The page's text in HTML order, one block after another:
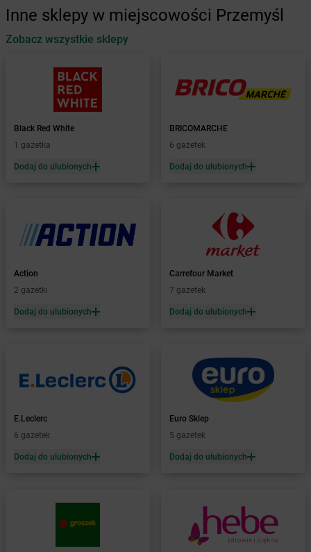
Żabka Automat
Żabka Babica
Babimost
Baborów
Baboszewo
Żabka Bachowice
Żabka Bądkowo
Żabka Bąków
Żabka Baranowo
Żabka Barcin
Żabka
Żabka Barlinek
Żabka Barniewice
Żabka
Barwałd Średni
Żabka Bełchatów
Bestwinka
Bezrzecze
Inne sklepy w miejscowości Przemyśl
Zobacz wszystkie sklepy
Black Red White
1 gazetka
Dodaj do ulubionych
BRICOMARCHE
6 gazetek
Dodaj do ulubionych
Action
2 gazetki
Dodaj do ulubionych
Carrefour Market
7 gazetek
Dodaj do ulubionych
E.Leclerc
6 gazetek
Dodaj do ulubionych
Euro Sklep
5 gazetek
Dodaj do ulubionych